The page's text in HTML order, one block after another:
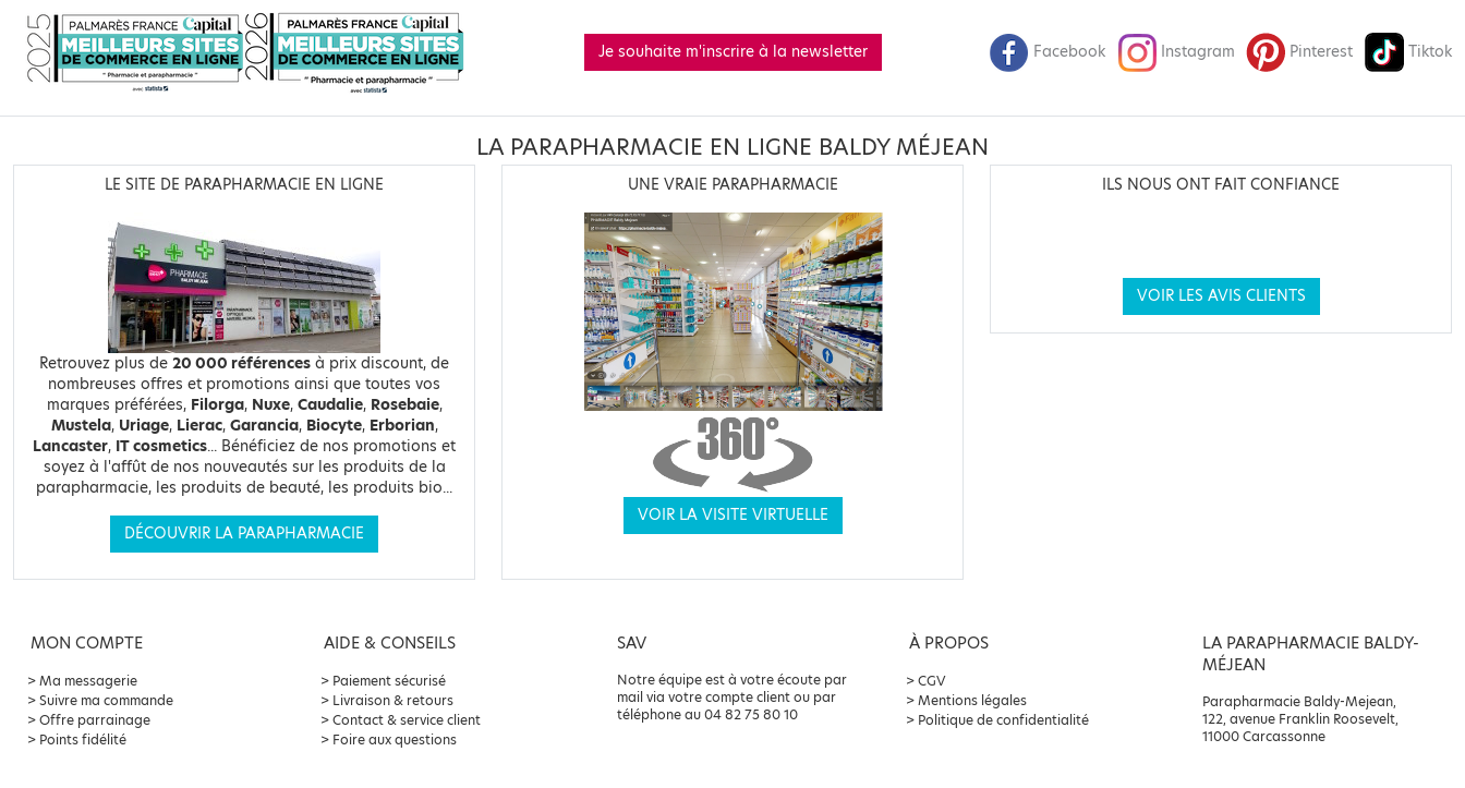
Je souhaite m'inscrire à la newsletter Facebook Instagram Pinterest Tiktok
LA PARAPHARMACIE EN LIGNE BALDY MÉJEAN
LE SITE DE PARAPHARMACIE EN LIGNE
Retrouvez plus de 20 000 références à prix discount, de
nombreuses offres et promotions ainsi que toutes vos
marques préférées, Filorga, Nuxe, Caudalie, Rosebaie,
Mustela, Uriage, Lierac, Garancia, Biocyte, Erborian,
Lancaster, IT cosmetics... Bénéficiez de nos promotions et
soyez à l'affût de nos nouveautés sur les produits de la
parapharmacie, les produits de beauté, les produits bio...
DÉCOUVRIR LA PARAPHARMACIE
UNE VRAIE PARAPHARMACIE
VOIR LA VISITE VIRTUELLE
ILS NOUS ONT FAIT CONFIANCE
VOIR LES AVIS CLIENTS
MON COMPTE
Ma messagerie
Suivre ma commande
Offre parrainage
Points fidélité
AIDE & CONSEILS
Paiement sécurisé
Livraison & retours
Contact & service client
Foire aux questions
SAV
Notre équipe est à votre écoute par
mail via votre compte client ou par
téléphone au 04 82 75 80 10
À PROPOS
CGV
Mentions légales
Politique de confidentialité
LA PARAPHARMACIE BALDY-
MÉJEAN
Parapharmacie Baldy-Mejean,
122, avenue Franklin Roosevelt,
11000 Carcassonne